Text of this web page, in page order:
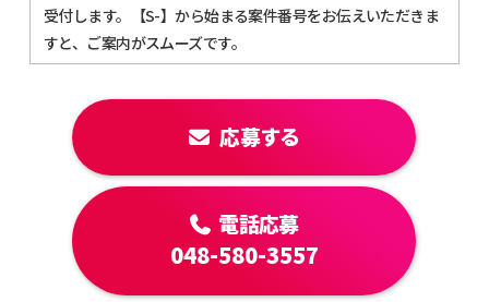
受付します。【S-】から始まる案件番号をお伝えいただきま
すと、ご案内がスムーズです。
応募する
電話応募
048-580-3557